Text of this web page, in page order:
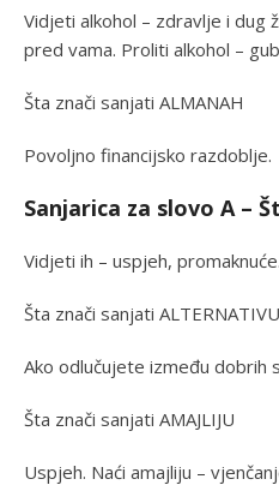
Vidjeti alkohol – zdravlje i dug
pred vama. Proliti alkohol –
Šta znači sanjati ALMANAH
Povoljno financijsko razdoblje.
Sanjarica za slovo A –
Vidjeti ih – uspjeh,
Šta znači sanjati ALTERNATIVU
Ako odlučujete između dobrih
Šta znači sanjati AMAJLIJU
Uspjeh. Naći amajliju –